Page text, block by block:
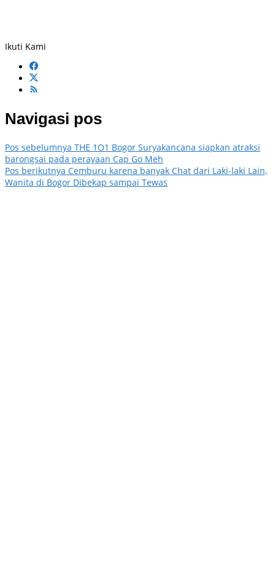
Ikuti Kami
Navigasi pos
Pos sebelumnya THE 1O1 Bogor Suryakancana siapkan atraksi
barongsai pada perayaan Cap Go Meh
Pos berikutnya Cemburu karena banyak Chat dari Laki-laki Lain,
Wanita di Bogor Dibekap sampai Tewas